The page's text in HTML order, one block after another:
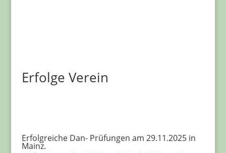
Erfolge Verein
Erfolgreiche Dan- Prüfungen am 29.11.2025 in
Mainz.